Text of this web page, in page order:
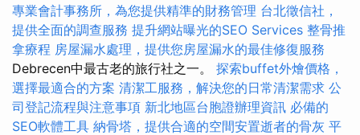
專業會計事務所，為您提供精準的財務管理 台北徵信社，
提供全面的調查服務 提升網站曝光的SEO Services 整骨推
拿療程 房屋漏水處理，提供您房屋漏水的最佳修復服務
Debrecen中最古老的旅行社之一。 探索buffet外燴價格，
選擇最適合的方案 清潔工服務，解決您的日常清潔需求 公
司登記流程與注意事項 新北地區台胞證辦理資訊 必備的
SEO軟體工具 納骨塔，提供合適的空間安置逝者的骨灰 平